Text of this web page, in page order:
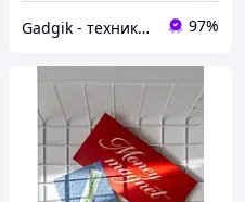
Gadgik - техника и аксессуары 97%